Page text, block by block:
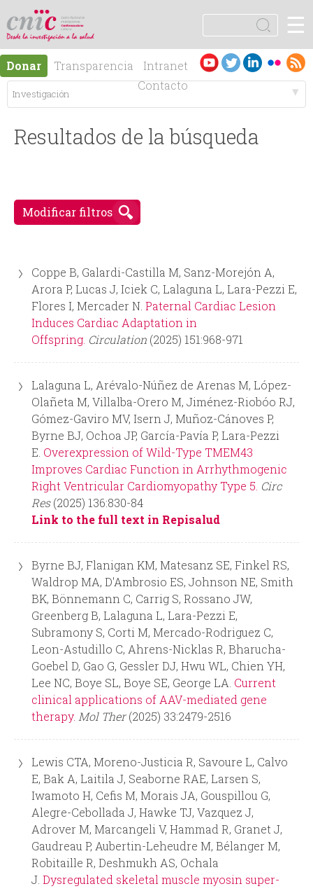
logotipo
En
gli
sh
Es
pa
ño
F
o
r
m
r
i
o
d
e
b
ú
s
u
e
d
a
u
s
c
r
Donar Transparencia
Intranet
Contacto
☰
M
eResultados de la búsqueda
Modificar filtros
Coppe B, Galardi-Castilla M, Sanz-Morejón A,
Arora P, Lucas J, Iciek C, Lalaguna L, Lara-Pezzi E,
Flores I, Mercader N. Paternal Cardiac Lesion
Induces Cardiac Adaptation in
Offspring. Circulation (2025) 151:968-971
Lalaguna L, Arévalo-Núñez de Arenas M, López-
Olañeta M, Villalba-Orero M, Jiménez-Riobóo RJ,
Gómez-Gaviro MV, Isern J, Muñoz-Cánoves P,
Byrne BJ, Ochoa JP, García-Pavía P, Lara-Pezzi
E. Overexpression of Wild-Type TMEM43
Improves Cardiac Function in Arrhythmogenic
Right Ventricular Cardiomyopathy Type 5. Circ
Res(2025) 136:830-84
Link to the full text in Repisalud
Byrne BJ, Flanigan KM, Matesanz SE, Finkel RS,
Waldrop MA, D'Ambrosio ES, Johnson NE, Smith
BK, Bönnemann C, Carrig S, Rossano JW,
Greenberg B, Lalaguna L, Lara-Pezzi E,
Subramony S, Corti M, Mercado-Rodriguez C,
Leon-Astudillo C, Ahrens-Nicklas R, Bharucha-
Goebel D, Gao G, Gessler DJ, Hwu WL, Chien YH,
Lee NC, Boye SL, Boye SE, George LA. Current
clinical applications of AAV-mediated gene
therapy. Mol Ther(2025) 33:2479-2516
Lewis CTA, Moreno-Justicia R, Savoure L, Calvo
E, Bak A, Laitila J, Seaborne RAE, Larsen S,
Iwamoto H, Cefis M, Morais JA, Gouspillou G,
Alegre-Cebollada J, Hawke TJ, Vazquez J,
Adrover M, Marcangeli V, Hammad R, Granet J,
Gaudreau P, Aubertin-Leheudre M, Bélanger M,
Robitaille R, Deshmukh AS, Ochala
J. Dysregulated skeletal muscle myosin super-